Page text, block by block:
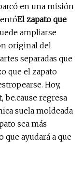
en una misión
El zapato que
ampliarse
original del
separadas que
que el zapato
Hoy,
be.cause regresa
suela moldeada
sea más
que ayudará a que